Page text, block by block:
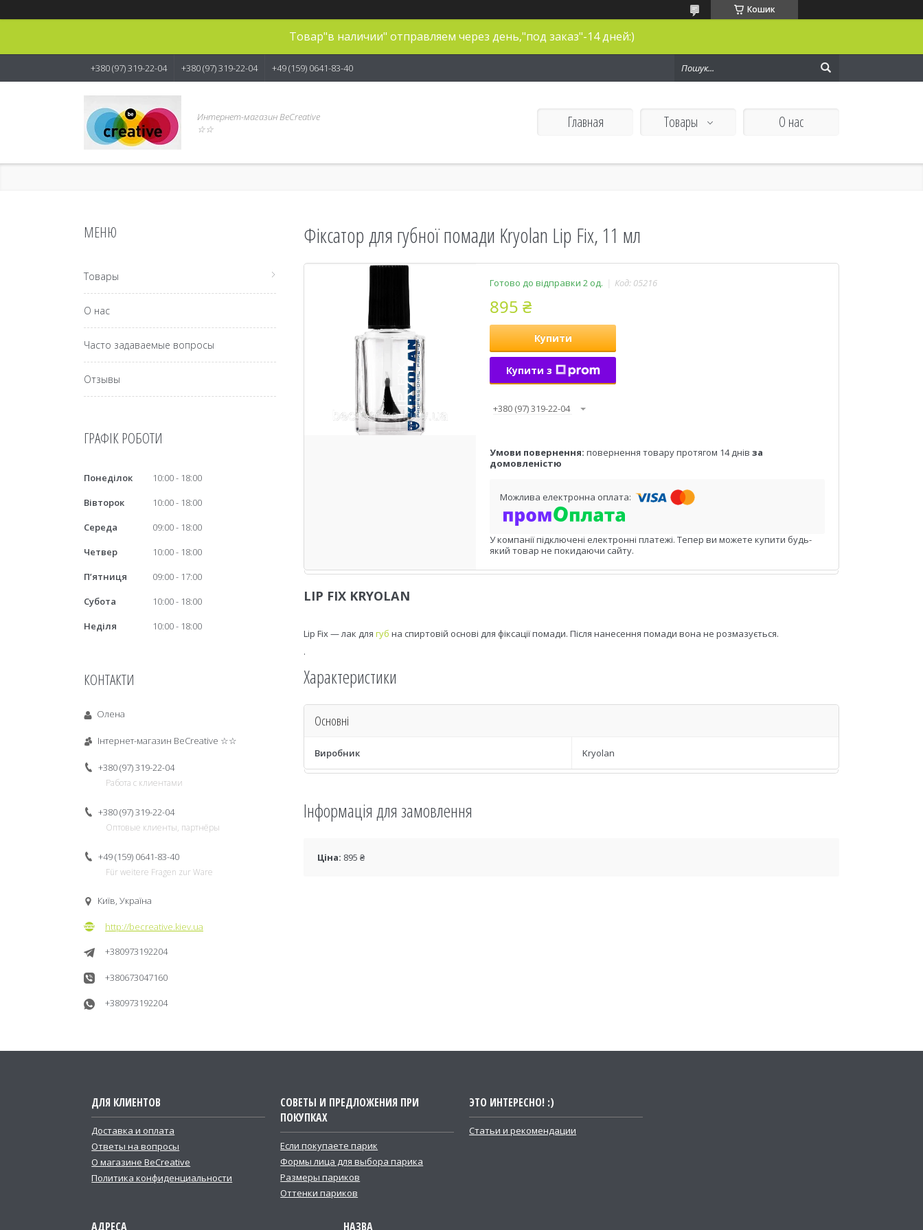
Кошик
Товар"в наличии" отправляем через день,"под заказ"-14 дней:)
+380 (97) 319-22-04 +380 (97) 319-22-04 +49 (159) 0641-83-40
Интернет-магазин BeCreative
☆☆
Главная Товары О нас
Фіксатор для губної помади Kryolan Lip Fix, 11 мл
Готово до відправки 2 од. Код: 05216
895 ₴
Купити
Купити з
+380 (97) 319-22-04
повернення товару протягом 14 днів за
домовленістю
У компанії підключені електронні платежі. Тепер ви можете купити будь-
який товар не покидаючи сайту.
LIP FIX KRYOLAN
Lip Fix — лак для губ на спиртовій основі для фіксації помади. Після нанесення помади вона не розмазується.
.
Характеристики
Основні
Виробник Kryolan
Інформація для замовлення
Ціна: 895 ₴
Товары
О нас
Часто задаваемые вопросы
Отзывы
ГРАФІК РОБОТИ
Понеділок 10:00
18:00
Вівторок
10:00
18:00
Середа
09:00
18:00
Четвер
10:00
18:00
Пʼятниця
09:00
17:00
Субота
10:00
18:00
Неділя
10:00 18:00
КОНТАКТИ
Олена
Інтернет-магазин BeCreative ☆☆
+380 (97) 319-22-04
Работа с клиентами
+380 (97) 319-22-04
Оптовые клиенты, партнёры
+49 (159) 0641-83-40
Für weitere Fragen zur Ware
Київ, Україна
http://becreative.kiev.ua
+380973192204
+380673047160
+380973192204
ДЛЯ КЛИЕНТОВ
Доставка и оплата
Ответы на вопросы
О магазине BeCreative
Политика конфиденциальности
СОВЕТЫ И ПРЕДЛОЖЕНИЯ ПРИ
ПОКУПКАХ
Если покупаете парик
Формы лица для выбора парика
Размеры париков
Оттенки париков
ЭТО ИНТЕРЕСНО! :)
Статьи и рекомендации